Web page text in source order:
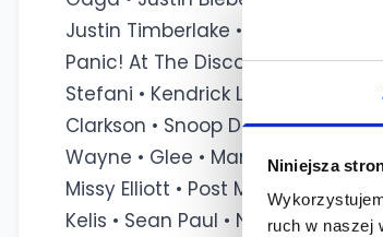
Niniejsza
ruch w naszej
Justin Timberlake • Taylor Swift •
Panic! At The Disco • Taio Cruz •
Stefani • Kendrick Lamar • Little
Clarkson • Snoop Dogg • Nicky
Wayne • Glee • Maroon 5 • Sia •
Missy Elliott • Post Malone • Lorde
Kelis • Sean Paul • Nelly Furtado